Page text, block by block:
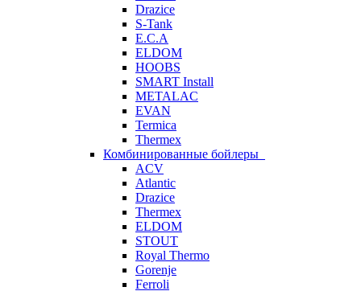
Drazice
S-Tank
E.C.A
ELDOM
HOOBS
SMART Install
METALAC
EVAN
Termica
Thermex
Комбинированные бойлеры
ACV
Atlantic
Drazice
Thermex
ELDOM
STOUT
Royal Thermo
Gorenje
Ferroli